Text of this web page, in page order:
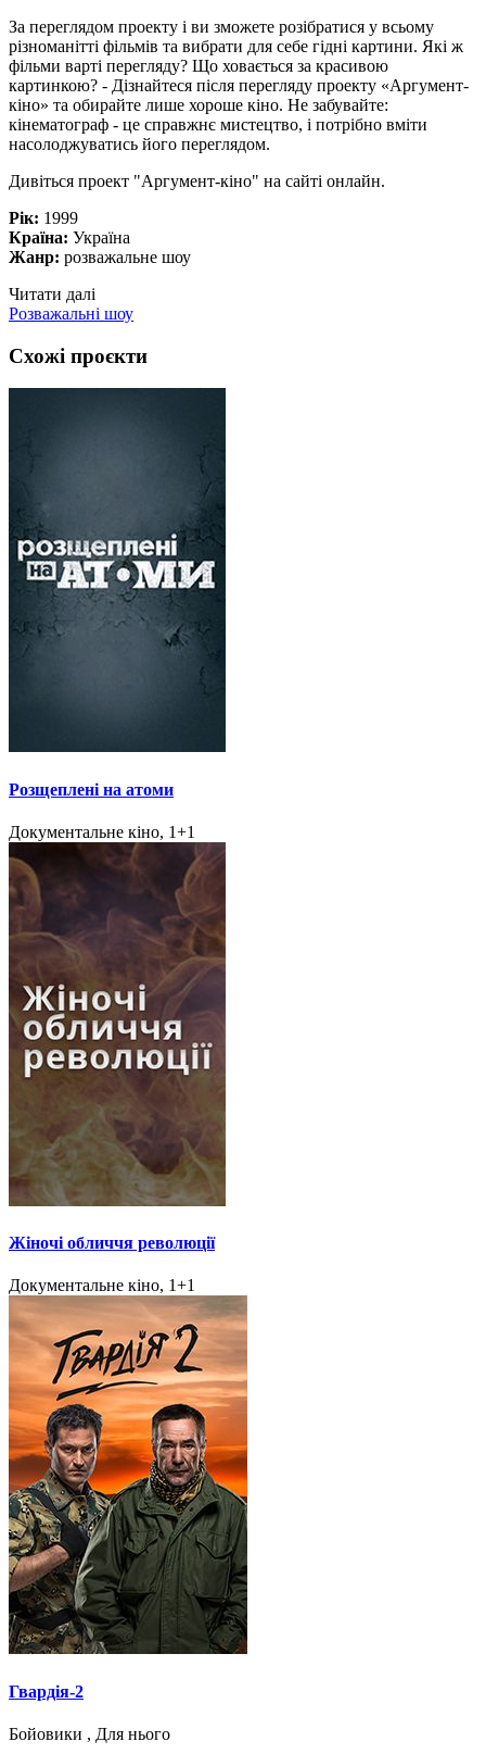
За переглядом проекту і ви зможете розібратися у всьому
різноманітті фільмів та вибрати для себе гідні картини. Які ж
фільми варті перегляду? Що ховається за красивою
картинкою? - Дізнайтеся після перегляду проекту «Аргумент-
кіно» та обирайте лише хороше кіно. Не забувайте:
кінематограф - це справжнє мистецтво, і потрібно вміти
насолоджуватись його переглядом.
Дивіться проект "Аргумент-кіно" на сайті онлайн.
Рік: 1999
Країна: Україна
Жанр: розважальне шоу
Читати далі
Розважальні шоу
Схожі проєкти
Розщеплені на атоми
Документальне кіно, 1+1
Жіночі обличчя революції
Документальне кіно, 1+1
Гвардія-2
Бойовики , Для нього